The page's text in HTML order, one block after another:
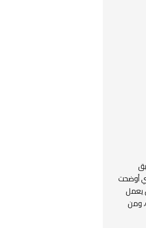
أوضحت
يعمل
ومن